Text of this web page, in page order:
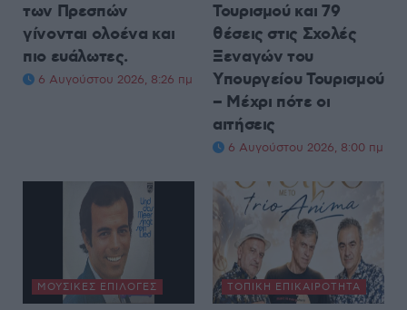
των Πρεσπών
γίνονται ολοένα και
πιο ευάλωτες.
6 Αυγούστου 2026, 8:26 πμ
Τουρισμού και 79
θέσεις στις Σχολές
Ξεναγών του
Υπουργείου Τουρισμού
– Μέχρι πότε οι
αιτήσεις
6 Αυγούστου 2026, 8:00 πμ
ΜΟΥΣΙΚΈΣ ΕΠΙΛΟΓΈΣ ΤΟΠΙΚΉ ΕΠΙΚΑΙΡΌΤΗΤΑ